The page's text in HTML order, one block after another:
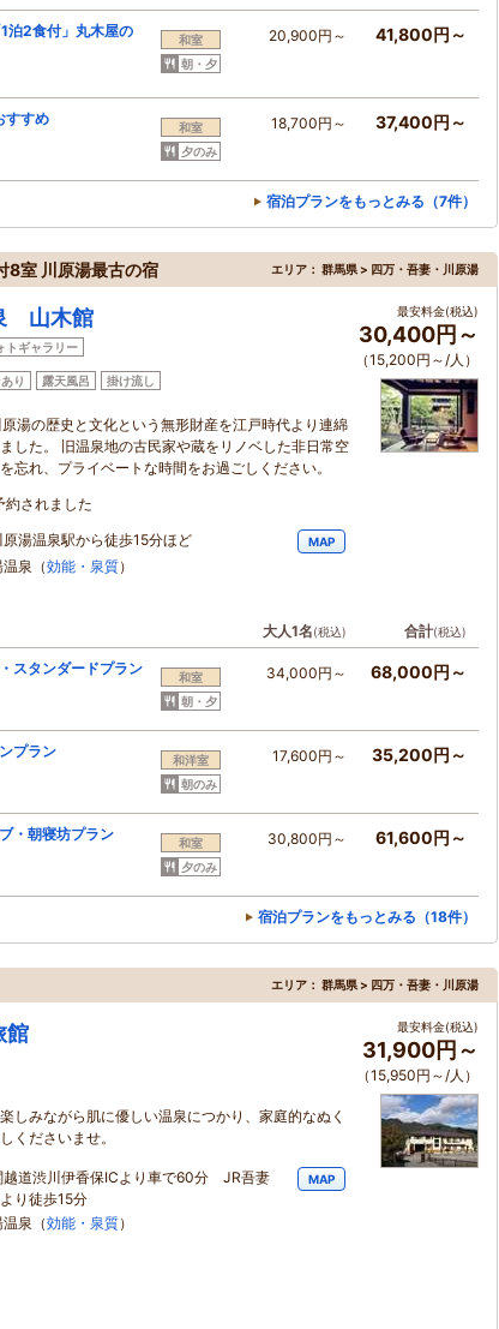
泊2食付」丸木屋の
和室
朝・夕
20,900円～ 41,800円～
すすめ
和室
夕のみ
18,700円～ 37,400円～
宿泊プランをもっとみる（7件）
室 川原湯最古の宿 エリア： 群馬県 > 四万・吾妻・川原湯
山木館
トギャラリー
り 露天風呂 掛け流し
湯の歴史と文化という無形財産を江戸時代より連綿
した。 旧温泉地の古民家や蔵をリノベした非日常空
忘れ、プライベートな時間をお過ごしください。
約されました
原湯温泉駅から徒歩15分ほど MAP
温泉（効能・泉質）
最安料金(税込)
30,400円～
（15,200円～/人）
大人1名(税込) 合計(税込)
スタンダードプラン
和室
朝・夕
34,000円～ 68,000円～
プラン
和洋室
朝のみ
17,600円～ 35,200円～
・朝寝坊プラン
和室
夕のみ
30,800円～ 61,600円～
宿泊プランをもっとみる（18件）
エリア： 群馬県 > 四万・吾妻・川原湯
館
しみながら肌に優しい温泉につかり、家庭的なぬく
くださいませ。
越道渋川伊香保ICより車で60分 JR吾妻
り徒歩15分
MAP
温泉（効能・泉質）
最安料金(税込)
31,900円～
（15,950円～/人）